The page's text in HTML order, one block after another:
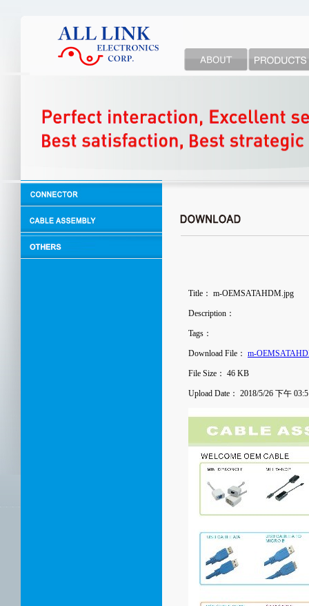
Title： m-OEMSATAHDM.jpg
Description：
Tags：
Download File： m-
File Size： 46 KB
Upload Date： 2018/5/26 下午